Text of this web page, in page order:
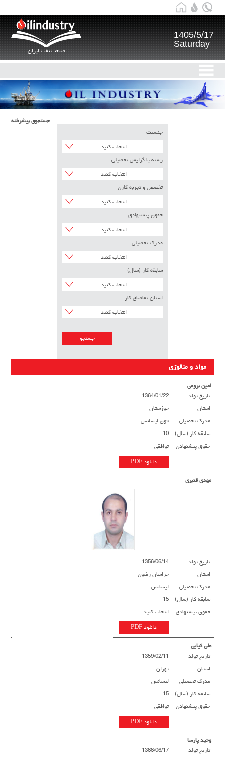
صنعت نفت ایران
1405/5/17
Saturday
جستجوی پیشرفته
جنسیت
انتخاب کنید
رشته یا گرایش تحصیلی
انتخاب کنید
تخصص و تجربه کاری
انتخاب کنید
حقوق پیشنهادی
انتخاب کنید
مدرک تحصیلی
انتخاب کنید
سابقه کار (سال)
انتخاب کنید
استان تقاضای کار
انتخاب کنید
مواد و متالوژی
امین برومی
تاریخ تولد
1364/01/22
استان
خوزستان
مدرک تحصیلی
فوق لیسانس
سابقه کار (سال)
10
حقوق پیشنهادی
توافقی
دانلود PDF
مهدی قنبری
تاریخ تولد
1356/06/14
استان
خراسان رضوی
مدرک تحصیلی
لیسانس
سابقه کار (سال)
15
حقوق پیشنهادی
انتخاب کنید
دانلود PDF
علی کیایی
تاریخ تولد
1359/02/11
استان
تهران
مدرک تحصیلی
لیسانس
سابقه کار (سال)
15
حقوق پیشنهادی
توافقی
دانلود PDF
وحید پارسا
تاریخ تولد
1366/06/17